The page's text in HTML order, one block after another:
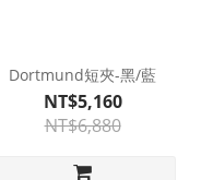
Dortmund短夾-黑/藍
NT$5,160
NT$6,880